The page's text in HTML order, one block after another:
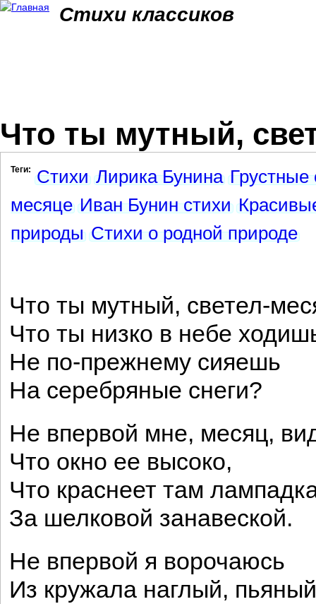
Стихи классиков
Что ты мутный,
Теги: Стихи Лирика Бунина Грустные
месяце Иван Бунин стихи
природы Стихи о родной природе
Что ты мутный, светел-
Что ты низко в небе
Не по-прежнему сияешь
На серебряные снеги?
Не впервой мне, месяц,
Что окно ее высоко,
Что краснеет там
За шелковой занавеской.
Не впервой я ворочаюсь
Из кружала наглый, пьяный